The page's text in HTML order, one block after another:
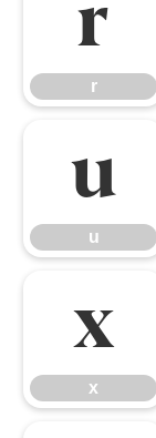
r
r
u
u
x
x